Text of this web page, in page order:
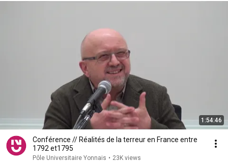
1:54:46
Conférence // Réalités de la terreur en France entre
1792 et1795
Pôle Universitaire Yonnais • 23K views